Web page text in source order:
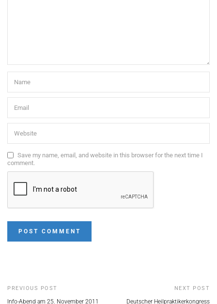
Save my name, email, and website in this browser for the next time I
comment.
PREVIOUS POST
Info-Abend am 25. November 2011
NEXT POST
Deutscher Heilpraktikerkongress